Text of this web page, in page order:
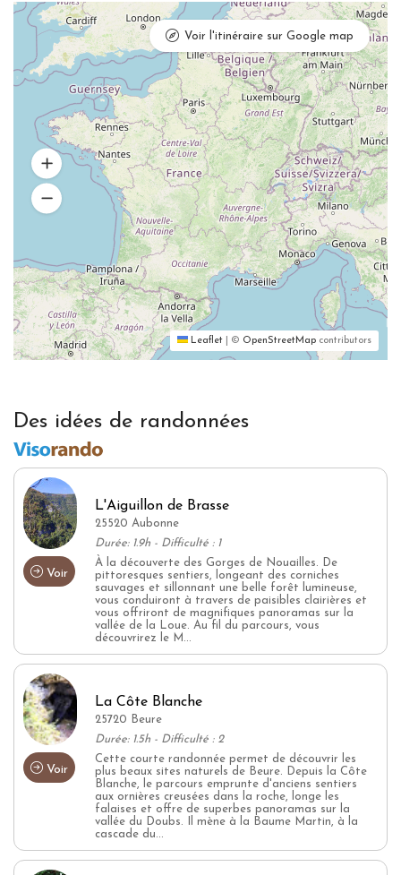
Leaflet © OpenStreetMap contributors
Voir l'itinéraire sur Google map
Des idées de randonnées
Voir
L'Aiguillon de Brasse
25520 Aubonne
Durée: 1.9h - Difficulté : 1
À la découverte des Gorges de Nouailles. De
pittoresques sentiers, longeant des corniches
sauvages et sillonnant une belle forêt lumineuse,
vous conduiront à travers de paisibles clairières et
vous offriront de magnifiques panoramas sur la
vallée de la Loue. Au fil du parcours, vous
découvrirez le M...
Voir
La Côte Blanche
25720 Beure
Durée: 1.5h - Difficulté : 2
Cette courte randonnée permet de découvrir les
plus beaux sites naturels de Beure. Depuis la Côte
Blanche, le parcours emprunte d'anciens sentiers
aux ornières creusées dans la roche, longe les
falaises et offre de superbes panoramas sur la
vallée du Doubs. Il mène à la Baume Martin, à la
cascade du...